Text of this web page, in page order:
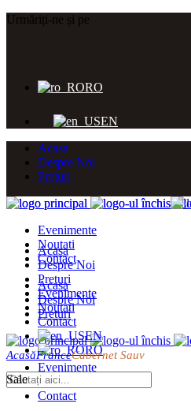
Urmăriți-ne și pe
RO
EN
Acasa
Despre Noi
Preturi
Evenimente
Noutati
Contact
Acasa
Despre Noi
Preturi
Evenimente
Noutati
Contact
Acasa
Despre Noi
Preturi
Evenimente
Noutati
Contact
EN
RO
AcasăFranceCabernet Sauv
Sale